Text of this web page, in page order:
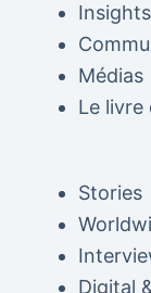
Insights
Médias
Le livre
Stories
Digital